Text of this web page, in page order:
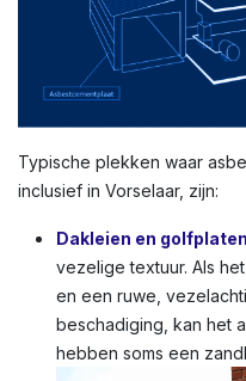
Typische plekken waar
inclusief in Vorselaar, zijn:
Dakleien en golfplaten
vezelige textuur. Als
en een ruwe,
beschadiging, kan het
hebben soms een